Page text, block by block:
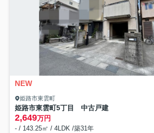
NEW
姫路市東雲町
姫路市東雲町5丁目 中古戸建
2,649万円
- / 143.25㎡ / 4LDK /築31年